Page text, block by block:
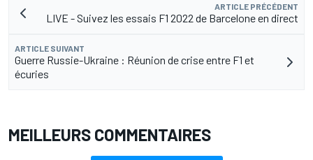
ARTICLE PRÉCÉDENT
LIVE - Suivez les essais F1 2022 de Barcelone en direct
ARTICLE SUIVANT
Guerre Russie-Ukraine : Réunion de crise entre F1 et
écuries
MEILLEURS COMMENTAIRES